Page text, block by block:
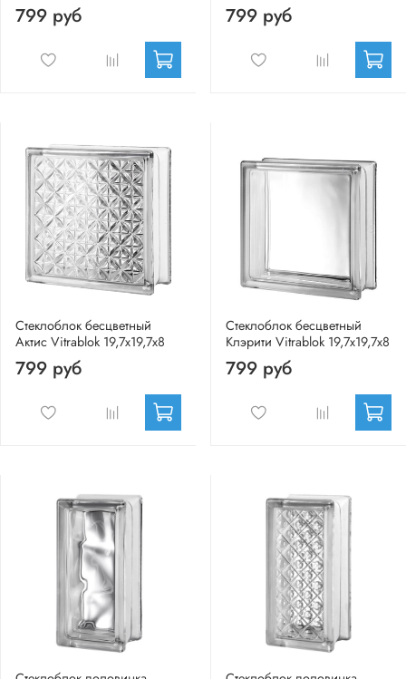
799 руб 799 руб
Стеклоблок бесцветный
Актис Vitrablok 19,7x19,7x8
799 руб
Стеклоблок бесцветный
Клэрити Vitrablok 19,7x19,7x8
799 руб